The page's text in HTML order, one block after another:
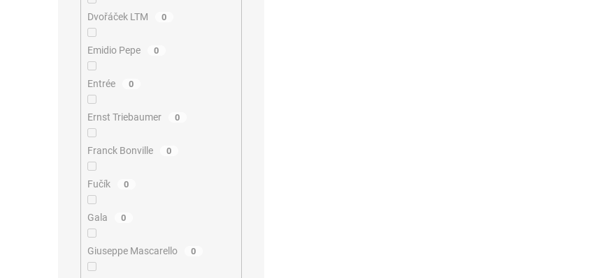
Dvořáček LTM 0
Emidio Pepe 0
Entrée 0
Ernst Triebaumer 0
Franck Bonville 0
Fučík 0
Gala 0
Giuseppe Mascarello 0